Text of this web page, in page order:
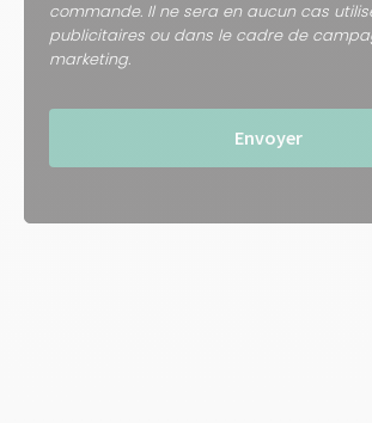
commande. Il ne sera en aucun cas
publicitaires ou dans le cadre de
marketing.
Envoyer